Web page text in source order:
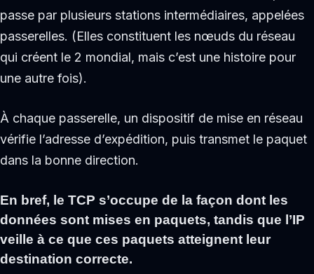
passe par plusieurs stations intermédiaires, appelées
passerelles. (Elles constituent les nœuds du réseau
qui créent le 2 mondial, mais c’est une histoire pour
une autre fois).
À chaque passerelle, un dispositif de mise en réseau
vérifie l’adresse d’expédition, puis transmet le paquet
dans la bonne direction.
En bref, le TCP s’occupe de la façon dont les
données sont mises en paquets, tandis que l’IP
veille à ce que ces paquets atteignent leur
destination correcte.